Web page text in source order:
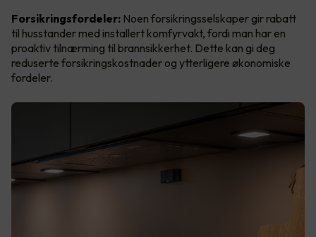
Forsikringsfordeler: Noen forsikringsselskaper gir rabatt
til husstander med installert komfyrvakt, fordi man har en
proaktiv tilnærming til brannsikkerhet. Dette kan gi deg
reduserte forsikringskostnader og ytterligere økonomiske
fordeler.